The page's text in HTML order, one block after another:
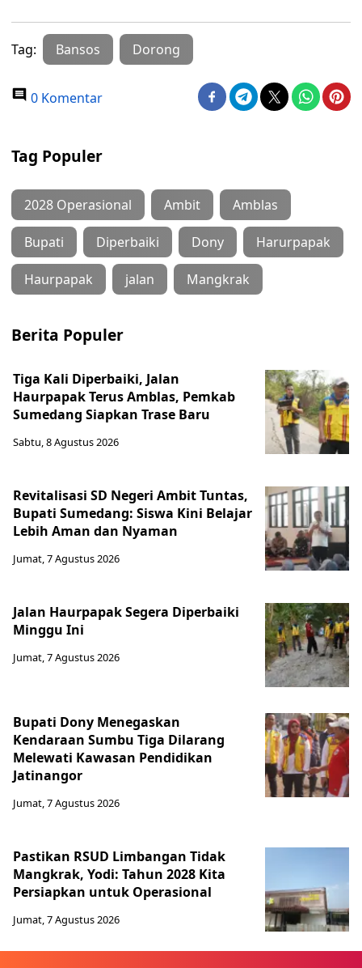
Tag: Bansos Dorong
0 Komentar
Tag Populer
2028 Operasional Ambit Amblas
Bupati Diperbaiki Dony Harurpapak
Haurpapak jalan Mangkrak
Berita Populer
Tiga Kali Diperbaiki, Jalan
Haurpapak Terus Amblas, Pemkab
Sumedang Siapkan Trase Baru
Sabtu, 8 Agustus 2026
Revitalisasi SD Negeri Ambit Tuntas,
Bupati Sumedang: Siswa Kini Belajar
Lebih Aman dan Nyaman
Jumat, 7 Agustus 2026
Jalan Haurpapak Segera Diperbaiki
Minggu Ini
Jumat, 7 Agustus 2026
Bupati Dony Menegaskan
Kendaraan Sumbu Tiga Dilarang
Melewati Kawasan Pendidikan
Jatinangor
Jumat, 7 Agustus 2026
Pastikan RSUD Limbangan Tidak
Mangkrak, Yodi: Tahun 2028 Kita
Persiapkan untuk Operasional
Jumat, 7 Agustus 2026